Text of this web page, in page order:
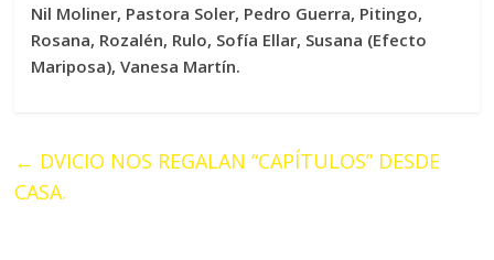
Nil Moliner, Pastora Soler, Pedro Guerra, Pitingo,
Rosana, Rozalén, Rulo, Sofía Ellar, Susana (Efecto
Mariposa), Vanesa Martín.
← DVICIO NOS REGALAN “CAPÍTULOS” DESDE
CASA.